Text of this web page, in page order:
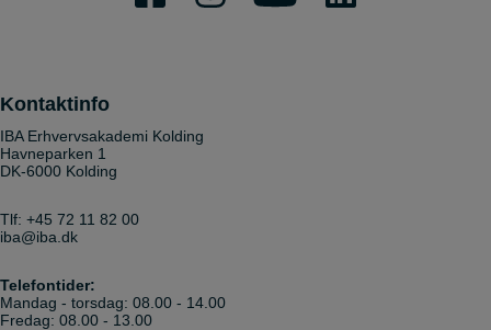
Kontaktinfo
IBA Erhvervsakademi Kolding
Havneparken 1
DK-6000 Kolding
Tlf: +45 72 11 82 00
iba@iba.dk
Telefontider:
Mandag - torsdag: 08.00 - 14.00
Fredag: 08.00 - 13.00